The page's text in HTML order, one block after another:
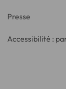
Presse
Accessibilité :